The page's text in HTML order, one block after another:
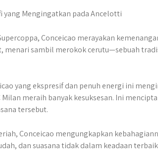
Conceicao merayakan
sambil merokok cerutu—sebuah
yang ekspresif dan penuh energi ini
Milan meraih banyak kesuksesan. Ini
tersebut.
Conceicao mengungkapkan
dan suasana tidak dalam keadaan